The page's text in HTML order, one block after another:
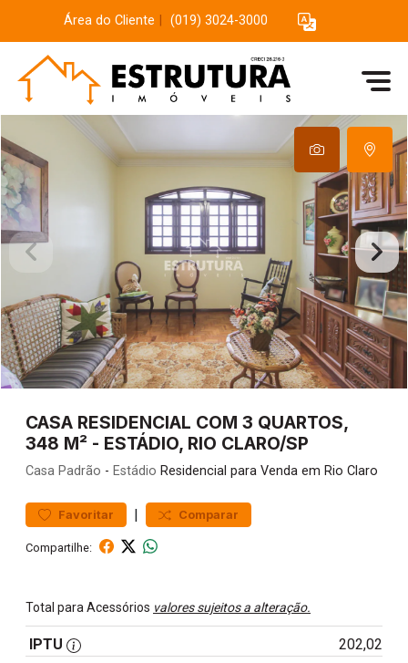
Área do Cliente (019) 3024-3000
CASA RESIDENCIAL COM 3 QUARTOS,
348 M² - ESTÁDIO, RIO CLARO/SP
Casa Padrão - Estádio Residencial para Venda em Rio Claro
Favoritar | Comparar
Compartilhe:
Total para Acessórios valores sujeitos a alteração.
IPTU
202,02